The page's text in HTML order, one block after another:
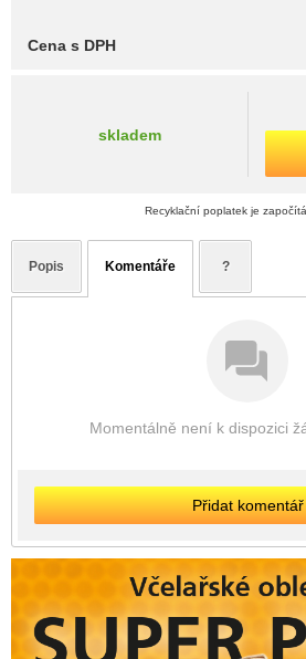
Cena s DPH
skladem
Recyklační poplatek je
Popis Komentáře ?
Momentálně není k dispozici
Přidat komentář